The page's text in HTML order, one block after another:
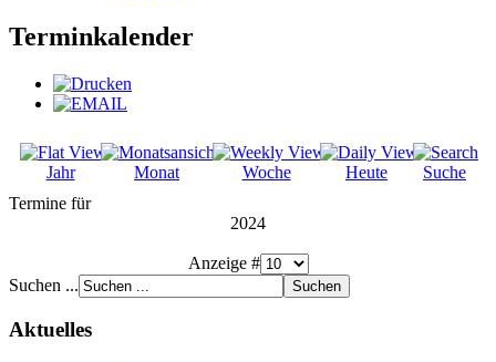
Terminkalender
Jahr Monat Woche Heute
Suche
Termine für
2024
Anzeige #
Suchen ...
Aktuelles